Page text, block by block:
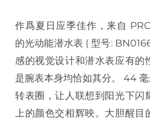
作爲夏日应季佳作，来自
的光动能潜水表 ( 型号:
感的视觉设计和潜水表应有的
是腕表本身均恰如其分。 44
转表圈，让人联想到阳光下闪
上的颜色交相辉映。大胆醒目